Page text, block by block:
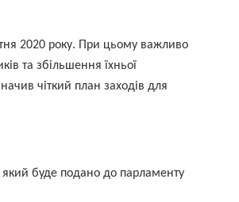
2020 року. При цьому важливо
та збільшення їхньої
чіткий план заходів для
який буде подано до парламенту